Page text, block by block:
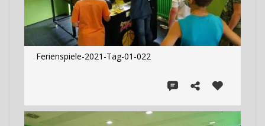
Ferienspiele-2021-Tag-01-022